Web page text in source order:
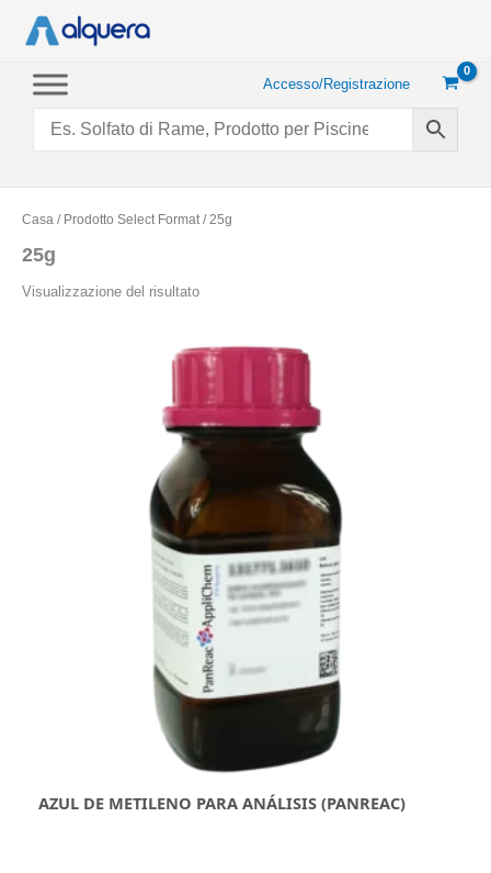
Accesso/Registrazione
Casa / Prodotto Select Format / 25g
25g
Visualizzazione del risultato
AZUL DE METILENO PARA ANÁLISIS (PANREAC)